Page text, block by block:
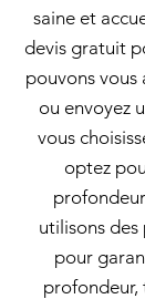
saine et
devis gratuit
pouvons
ou envoyez
vous
optez
utilisons
pour
profondeur,